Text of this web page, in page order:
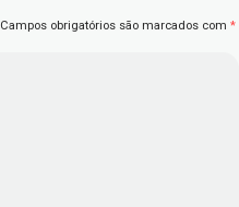
Campos obrigatórios são marcados com *